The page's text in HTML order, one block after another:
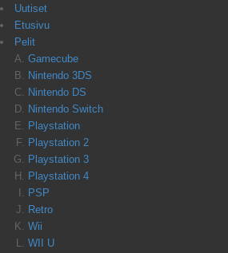
Uutiset
Etusivu
Pelit
Gamecube
Nintendo 3DS
Nintendo DS
Nintendo Switch
Playstation
Playstation 2
Playstation 3
Playstation 4
PSP
Retro
Wii
WII U